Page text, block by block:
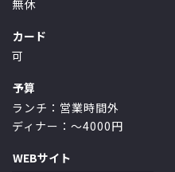
無休
カード
可
予算
ランチ：営業時間外
ディナー：～4000円
WEBサイト